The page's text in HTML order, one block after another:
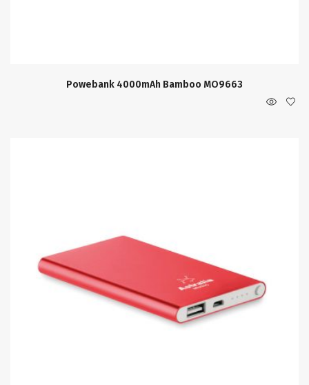
Powebank 4000mAh Bamboo MO9663